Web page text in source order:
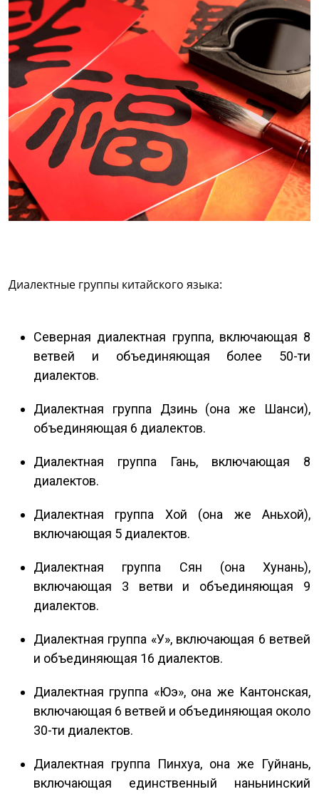
Диалектные группы китайского языка:
Северная диалектная группа, включающая 8
ветвей и объединяющая более 50-ти
диалектов.
Диалектная группа Дзинь (она же Шанси),
объединяющая 6 диалектов.
Диалектная группа Гань, включающая 8
диалектов.
Диалектная группа Хой (она же Аньхой),
включающая 5 диалектов.
Диалектная группа Сян (она Хунань),
включающая 3 ветви и объединяющая 9
диалектов.
Диалектная группа «У», включающая 6 ветвей
и объединяющая 16 диалектов.
Диалектная группа «Юэ», она же Кантонская,
включающая 6 ветвей и объединяющая около
30-ти диалектов.
Диалектная группа Пинхуа, она же Гуйнань,
включающая единственный наньнинский